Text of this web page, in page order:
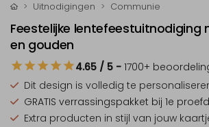
Uitnodigingen Communie
Feestelijke lentefeestuitnodiging
en gouden
4.65 / 5 - 1700+
Dit design is volledig te
GRATIS verrassingspakket bij 1e
Extra producten in stijl van jouw